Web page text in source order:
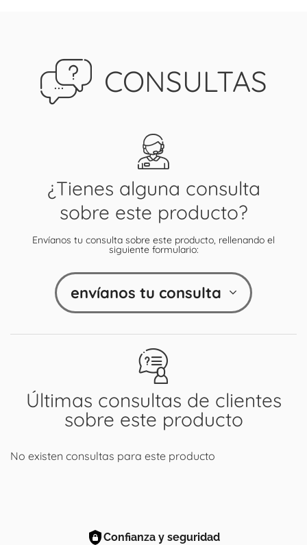
CONSULTAS
Últimas consultas de clientes
sobre este producto
No existen consultas para este producto
¿Tienes alguna consulta
sobre este producto?
Envíanos tu consulta sobre este producto, rellenando el
siguiente formulario:
envíanos tu consulta
Confianza y seguridad